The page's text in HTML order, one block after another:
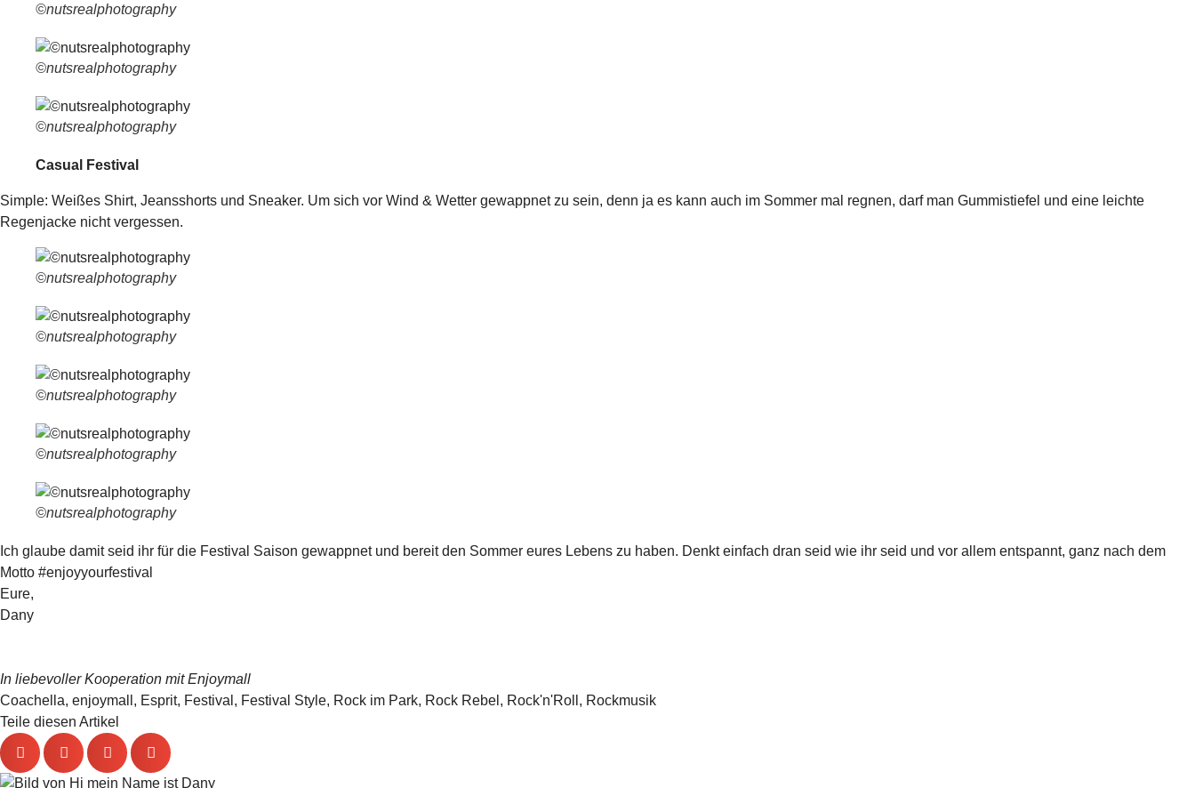
©nutsrealphotography
©nutsrealphotography
©nutsrealphotography
Casual Festival
Simple: Weißes Shirt, Jeansshorts und Sneaker. Um sich vor Wind & Wetter gewappnet zu sein, denn ja es kann auch im Sommer mal regnen, darf man Gummistiefel und eine leichte
Regenjacke nicht vergessen.
©nutsrealphotography
©nutsrealphotography
©nutsrealphotography
©nutsrealphotography
©nutsrealphotography
Ich glaube damit seid ihr für die Festival Saison gewappnet und bereit den Sommer eures Lebens zu haben. Denkt einfach dran seid wie ihr seid und vor allem entspannt, ganz nach dem
Motto #enjoyyourfestival
Eure,
Dany
In liebevoller Kooperation mit Enjoymall
Coachella, enjoymall , Esprit, Festival , Festival Style, Rock im Park, Rock Rebel , Rock'n'Roll , Rockmusik
Teile diesen Artikel